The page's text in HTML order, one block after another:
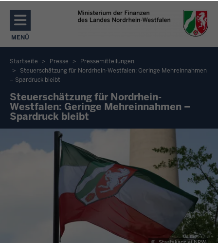
Direkt zum Inhalt
MENÜ
NAVIGATION AKTIVIEREN/DEAKTIVIEREN: MENÜ
Sie
sich
hier
Startseite Presse
Pressemitteilungen
Steuerschätzung für Nordrhein-Westfalen: Geringe Mehreinnahmen
– Spardruck bleibt
Steuerschätzung für Nordrhein-
Westfalen: Geringe Mehreinnahmen –
Spardruck bleibt